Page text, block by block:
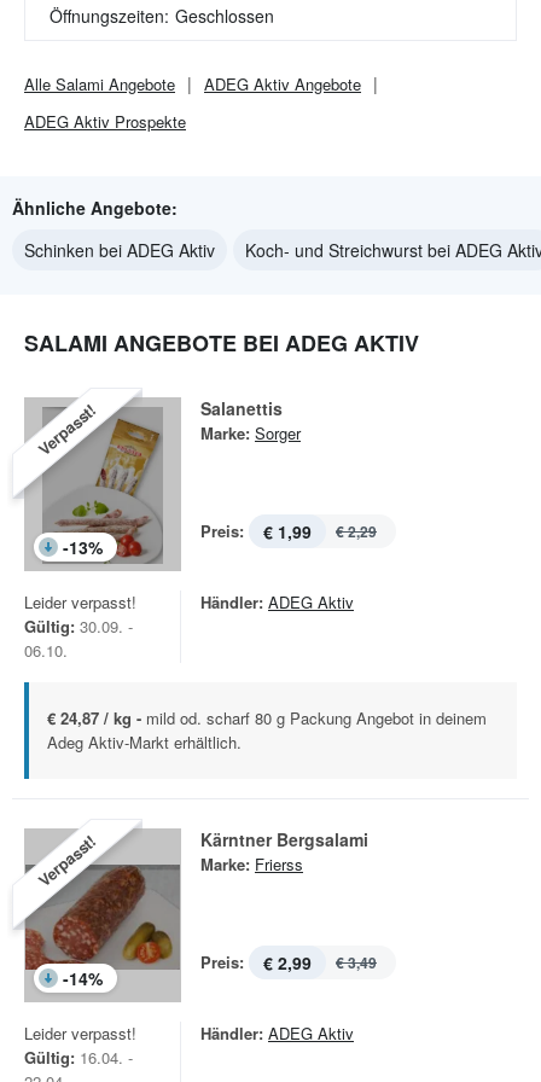
Öffnungszeiten: Geschlossen
Alle Salami Angebote ADEG Aktiv Angebote
ADEG Aktiv Prospekte
Ähnliche Angebote:
Schinken bei ADEG Aktiv
Koch- und Streichwurst bei ADEG
SALAMI ANGEBOTE BEI ADEG AKTIV
Verpasst!
-13%
Salanettis
Marke: Sorger
Preis: € 1,99 € 2,29
Leider verpasst!
Gültig: 30.09. -
06.10.
Händler: ADEG Aktiv
€ 24,87 / kg - mild od. scharf 80 g Packung Angebot in deinem
Adeg Aktiv-Markt erhältlich.
Verpasst!
-14%
Kärntner Bergsalami
Marke: Frierss
Preis: € 2,99 € 3,49
Leider verpasst!
Gültig: 16.04. -
Händler: ADEG Aktiv